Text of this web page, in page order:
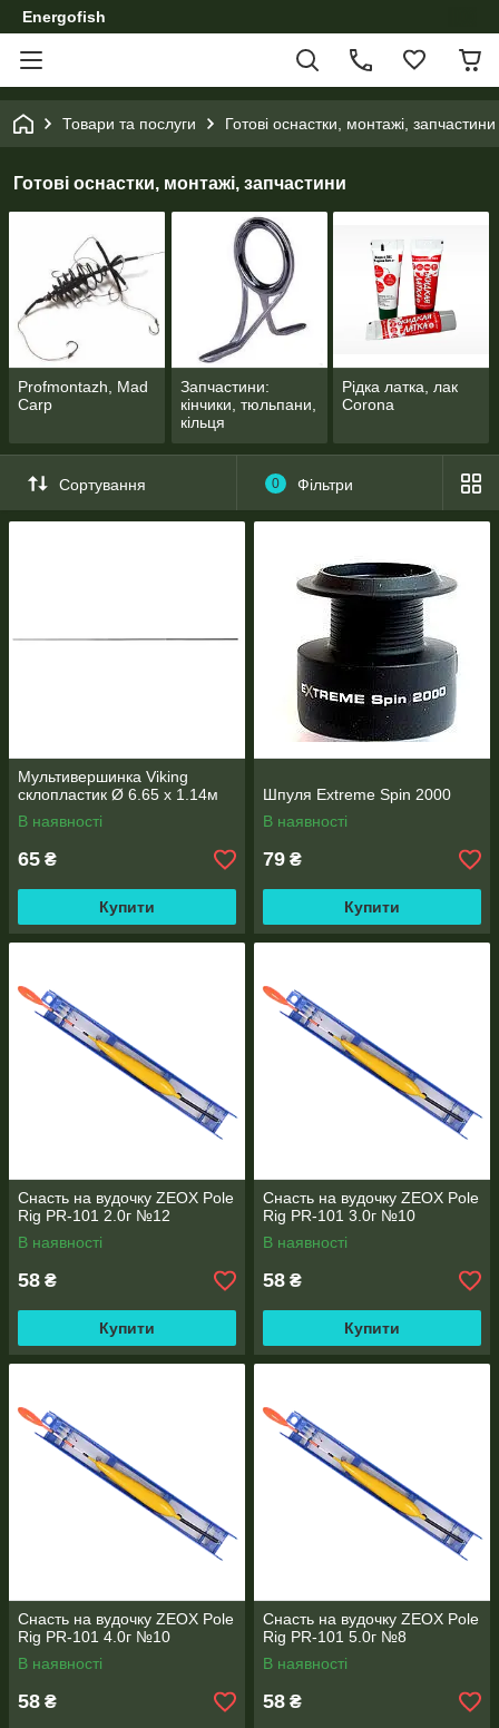
Energofish
Товари та послуги Готові оснастки, монтажі, запчастини
Готові оснастки, монтажі, запчастини
Profmontazh, Mad
Carp
Запчастини:
кінчики, тюльпани,
кільця
Рідка латка, лак
Corona
Сортування 0 Фільтри
Мультивершинка Viking
склопластик Ø 6.65 х 1.14м
В наявності
65 ₴
Купити
Шпуля Extreme Spin 2000
В наявності
79 ₴
Купити
Снасть на вудочку ZEOX Pole
Rig PR-101 2.0г №12
В наявності
58 ₴
Купити
Снасть на вудочку ZEOX Pole
Rig PR-101 3.0г №10
В наявності
58 ₴
Купити
Снасть на вудочку ZEOX Pole
Rig PR-101 4.0г №10
В наявності
58 ₴
Снасть на вудочку ZEOX Pole
Rig PR-101 5.0г №8
В наявності
58 ₴